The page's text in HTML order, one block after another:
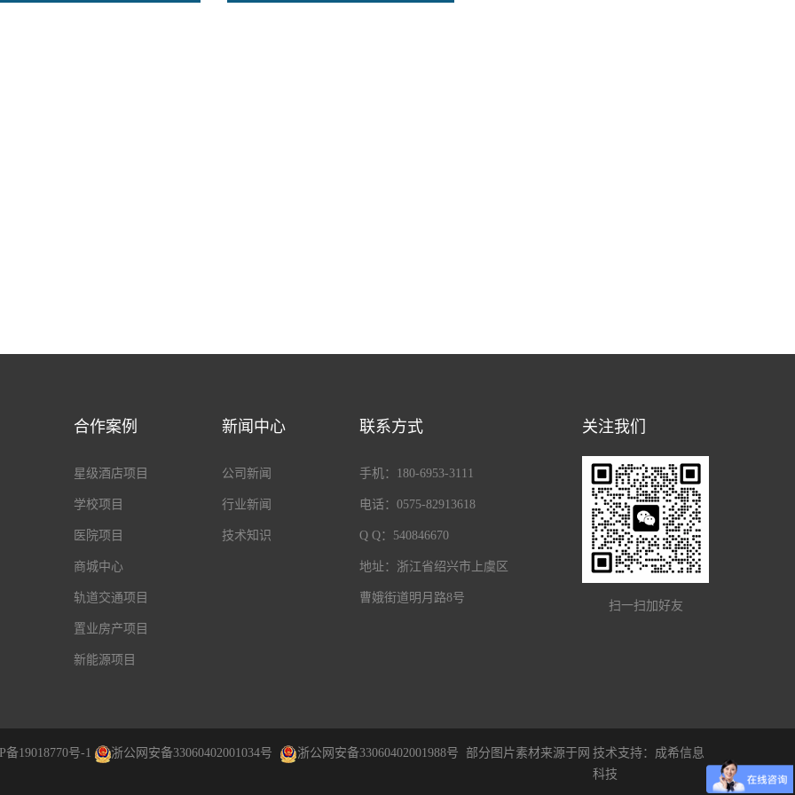
合作案例
星级酒店项目
学校项目
医院项目
商城中心
轨道交通项目
置业房产项目
新能源项目
新闻中心
公司新闻
行业新闻
技术知识
联系方式
手机：180-6953-3111
电话：0575-82913618
Q Q：540846670
地址：浙江省绍兴市上虞区
曹娥街道明月路8号
关注我们
扫一扫加好友
备19018770号-1 浙公网安备33060402001034号 浙公网安备33060402001988号 部分图片素材来源于网 技术支持： 成希信息
科技